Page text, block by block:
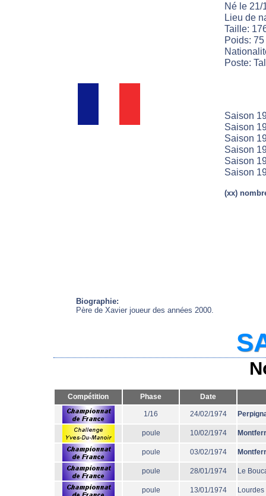
Né le 21/
Lieu de
Taille:
Poids:
Poste:
Saison
Saison
Saison
Saison
Saison
Saison
(xx)
Biographie:
Père de Xavier joueur des années 2000.
Compétition Phase Date
1/16 24/02/1974
poule 10/02/1974
poule 03/02/1974
poule 28/01/1974 Le
poule 13/01/1974 Lourdes